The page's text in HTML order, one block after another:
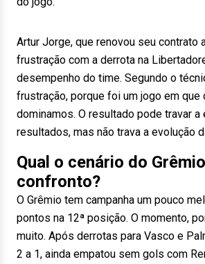
Artur Jorge, que renovou seu contrato
frustração com a derrota na
desempenho do time. Segundo o
frustração, porque foi um jogo em que
dominamos. O resultado pode travar a
resultados, mas não trava a evolução
Qual o cenário do
confronto?
O Grêmio tem campanha um pouco
pontos na 12ª posição. O momento,
muito. Após derrotas para Vasco e
2 a 1, ainda empatou sem gols com